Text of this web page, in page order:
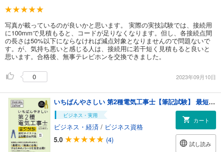
写真が載っているのが良いかと思います。 実際の実技試験では、接続用
に100mmで見積もると、コードが足りなくなります。但し、各接続点間
の長さは50%以下にならなければ減点対象となりませんので問題ないで
す。が、気持ち悪いと感じる人は、接続用に若干短く見積もると良いと
思います。合格後、無事テレビホンを交換できました。
0 2023年09月10日
いちばんやさしい 第2種電気工事士【筆記試験】 最短テキスト＆出る順過去問集 改訂新版
ビジネス・実用
ビジネス・経済 / ビジネス資格
5.0
(4)
カート
試し読み